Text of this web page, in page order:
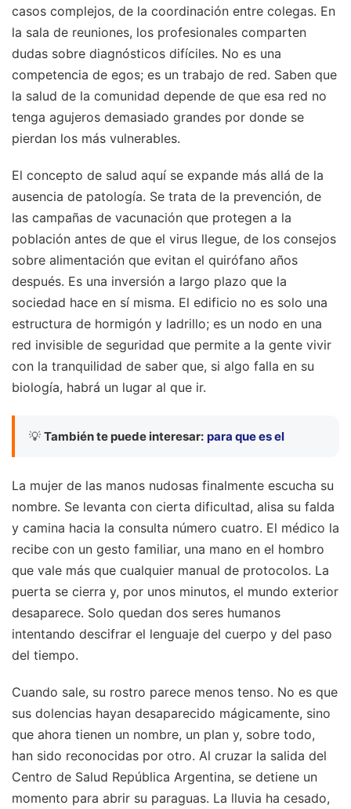
casos complejos, de la coordinación entre colegas. En
la sala de reuniones, los profesionales comparten
dudas sobre diagnósticos difíciles. No es una
competencia de egos; es un trabajo de red. Saben que
la salud de la comunidad depende de que esa red no
tenga agujeros demasiado grandes por donde se
pierdan los más vulnerables.
El concepto de salud aquí se expande más allá de la
ausencia de patología. Se trata de la prevención, de
las campañas de vacunación que protegen a la
población antes de que el virus llegue, de los consejos
sobre alimentación que evitan el quirófano años
después. Es una inversión a largo plazo que la
sociedad hace en sí misma. El edificio no es solo una
estructura de hormigón y ladrillo; es un nodo en una
red invisible de seguridad que permite a la gente vivir
con la tranquilidad de saber que, si algo falla en su
biología, habrá un lugar al que ir.
💡 También te puede interesar: para que es el
La mujer de las manos nudosas finalmente escucha su
nombre. Se levanta con cierta dificultad, alisa su falda
y camina hacia la consulta número cuatro. El médico la
recibe con un gesto familiar, una mano en el hombro
que vale más que cualquier manual de protocolos. La
puerta se cierra y, por unos minutos, el mundo exterior
desaparece. Solo quedan dos seres humanos
intentando descifrar el lenguaje del cuerpo y del paso
del tiempo.
Cuando sale, su rostro parece menos tenso. No es que
sus dolencias hayan desaparecido mágicamente, sino
que ahora tienen un nombre, un plan y, sobre todo,
han sido reconocidas por otro. Al cruzar la salida del
Centro de Salud República Argentina, se detiene un
momento para abrir su paraguas. La lluvia ha cesado,